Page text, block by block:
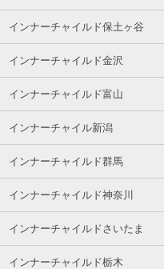
インナーチャイルド保土ヶ谷
インナーチャイルド金沢
インナーチャイルド富山
インナーチャイル新潟
インナーチャイルド群馬
インナーチャイルド神奈川
インナーチャイルドさいたま
インナーチャイルド栃木